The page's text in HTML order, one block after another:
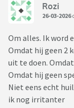
Rozi
26-03-2026
Om alles. Ik word
Omdat hij geen 2
uit te doen.
Omdat hij geen
Niet eens echt
ik nog irritanter